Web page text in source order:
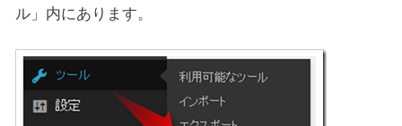
ル」内にあります。